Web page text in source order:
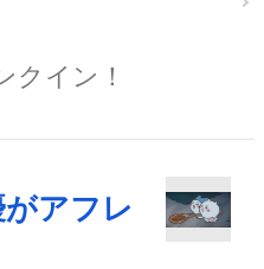
クイン！
アフレ